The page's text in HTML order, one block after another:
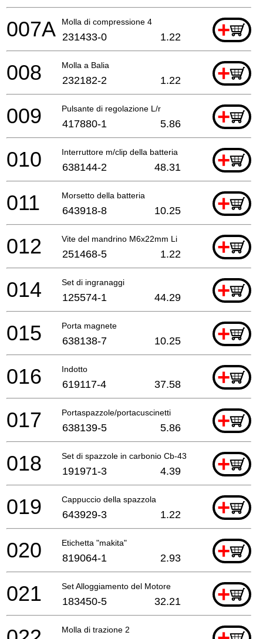
Molla di compressione 4 +
007A 231433-0 1.22
Molla a Balia +
008 232182-2 1.22
Pulsante di regolazione L/r +
009 417880-1 5.86
Interruttore m/clip della batteria +
010 638144-2 48.31
Morsetto della batteria +
011 643918-8 10.25
Vite del mandrino M6x22mm Li +
012 251468-5 1.22
Set di ingranaggi +
014 125574-1 44.29
Porta magnete +
015 638138-7 10.25
Indotto +
016 619117-4 37.58
Portaspazzole/portacuscinetti +
017 638139-5 5.86
Set di spazzole in carbonio Cb-430 +
018 191971-3 4.39
Cappuccio della spazzola +
019 643929-3 1.22
Etichetta "makita" +
020 819064-1 2.93
Set Alloggiamento del Motore +
021 183450-5 32.21
Molla di trazione 2